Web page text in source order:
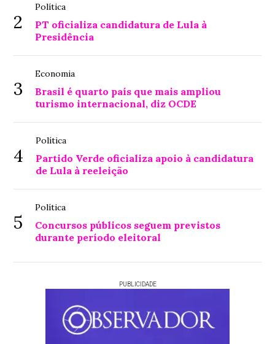
2
Política
PT oficializa candidatura de Lula à
Presidência
3
Economia
Brasil é quarto país que mais ampliou
turismo internacional, diz OCDE
4
Política
Partido Verde oficializa apoio à candidatura
de Lula à reeleição
5
Política
Concursos públicos seguem previstos
durante período eleitoral
PUBLICIDADE